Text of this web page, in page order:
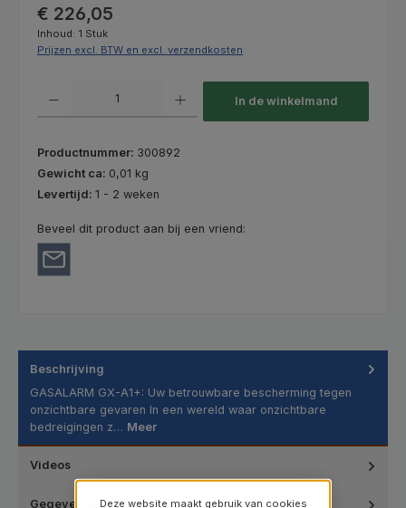
Normale prijs:
€ 226,05
Inhoud: 1 Stuk
Prijzen excl. BTW en excl. verzendkosten
In de winkelmand
Productnummer: 300892
Gewicht ca: 0,01 kg
Levertijd: 1 - 2 weken
Beveel dit product aan bij een vriend:
Beschrijving
GASALARM GX-A1+: Uw betrouwbare bescherming tegen
onzichtbare gevaren In een wereld waar onzichtbare
bedreigingen z… Meer
Videos
GegevensbladDeze website maakt gebruik van cookies